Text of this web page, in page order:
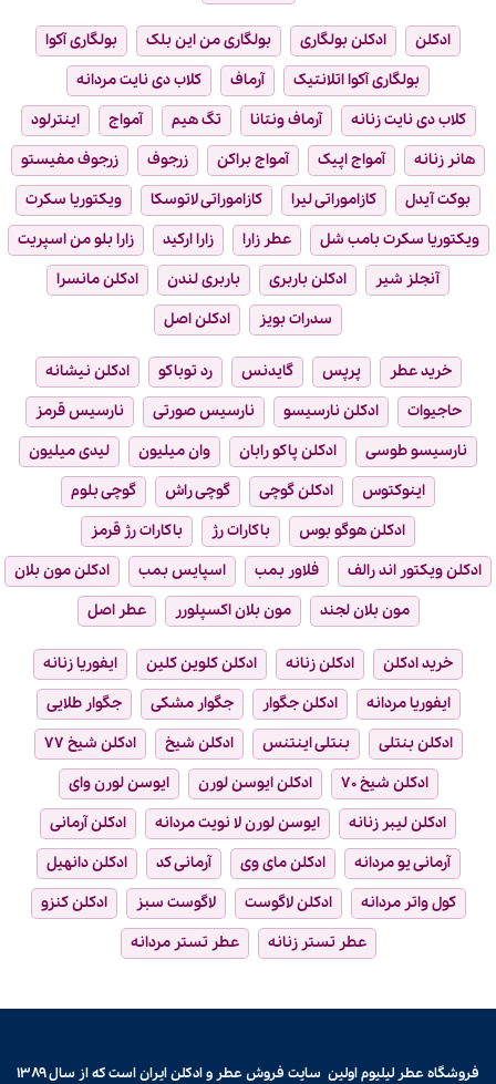
ادکلن ادکلن بولگاری بولگاری من این بلک
بولگاری آکوا
بولگاری آکوا اتلانتیک
آرماف
کلاب دی نایت مردانه
کلاب دی نایت زنانه
آرماف ونتانا تگ هیم آمواج
اینترلود
هانر زنانه
آمواج اپیک آمواج براکن زرجوف
زرجوف مفیستو
بوکت آیدل
کازاموراتی لیرا کازاموراتی لاتوسکا
ویکتوریا سکرت
ویکتوریا سکرت بامب شل
عطر زارا زارا ارکید
زارا بلو من اسپریت
آنجلز شیر
ادکلن باربری باربری لندن
ادکلن مانسرا
سدرات بویز
ادکلن اصل
خرید عطر پرپس گایدنس رد توباکو
ادکلن نیشانه
حاجیوات
ادکلن نارسیسو نارسیس صورتی
نارسیس قرمز
نارسیسو طوسی
ادکلن پاکو رابان وان میلیون
لیدی میلیون
اینوکتوس
ادکلن گوچی گوچی راش
گوچی بلوم
ادکلن هوگو بوس
باکارات رژ
باکارات رژ قرمز
ادکلن ویکتور اند رالف
فلاور بمب اسپایس بمب
ادکلن مون بلان
مون بلان لجند
مون بلان اکسپلورر عطر اصل
خرید ادکلن ادکلن زنانه ادکلن کلوین کلین
ایفوریا زنانه
ایفوریا مردانه
ادکلن جگوار جگوار مشکی
جگوار طلایی
ادکلن بنتلی
بنتلی اینتنس ادکلن شیخ
ادکلن شیخ ۷۷
ادکلن شیخ ۷۰
ادکلن ایوسن لورن
ایوسن لورن وای
ادکلن لیبر زنانه
ایوسن لورن لا نویت مردانه
ادکلن آرمانی
آرمانی یو مردانه
ادکلن مای وی آرمانی کد
ادکلن دانهیل
کول واتر مردانه
ادکلن لاگوست لاگوست سبز
ادکلن کنزو
عطر تستر زنانه
عطر تستر مردانه
فروشگاه عطر لیلیوم اولین سایت فروشعطر و ادکلن
ایران است که از سال ۱۳۸۹